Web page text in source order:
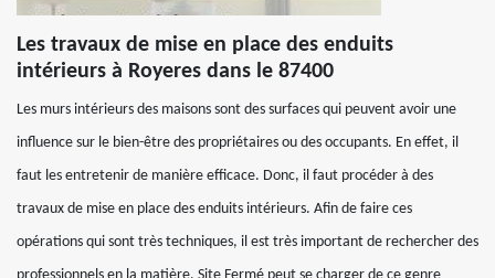
Les travaux de mise en place des enduits
intérieurs à Royeres dans le 87400
Les murs intérieurs des maisons sont des surfaces qui peuvent avoir une
influence sur le bien-être des propriétaires ou des occupants. En effet, il
faut les entretenir de manière efficace. Donc, il faut procéder à des
travaux de mise en place des enduits intérieurs. Afin de faire ces
opérations qui sont très techniques, il est très important de rechercher des